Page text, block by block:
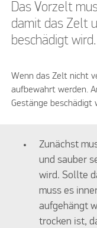
Das Vorzelt
damit das Zelt
beschädigt wird.
Wenn das Zelt nicht
aufbewahrt werden.
Gestänge beschädigt
Zunächst
und sauber
wird. Sollte
muss es
aufgehängt
trocken ist,